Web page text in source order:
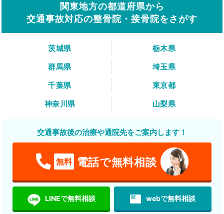
関東地方の都道府県から
交通事故対応の整骨院・接骨院をさがす
茨城県
栃木県
群馬県
埼玉県
千葉県
東京都
神奈川県
山梨県
交通事故後の治療や通院先をご案内します！
無料 電話で無料相談
LINEで無料相談 featured_play_list webで無料相談